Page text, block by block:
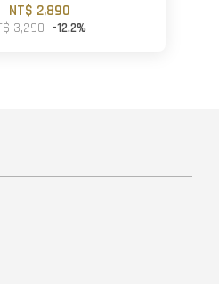
NT$ 2,890
3,290 -12.2%